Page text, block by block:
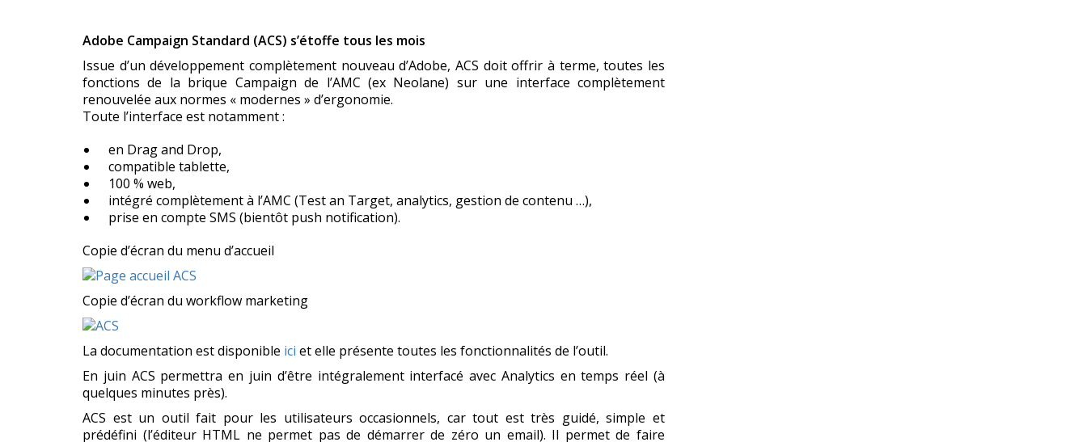
Adobe Campaign Standard (ACS) s’étoffe tous les mois
Issue d’un développement complètement nouveau d’Adobe, ACS doit offrir à terme, toutes les
fonctions de la brique Campaign de l’AMC (ex Neolane) sur une interface complètement
renouvelée aux normes « modernes » d’ergonomie.
Toute l’interface est notamment :
en Drag and Drop,
compatible tablette,
100 % web,
intégré complètement à l’AMC (Test an Target, analytics, gestion de contenu …),
prise en compte SMS (bientôt push notification).
Copie d’écran du menu d’accueil
Copie d’écran du workflow marketing
La documentation est disponible ici et elle présente toutes les fonctionnalités de l’outil.
En juin ACS permettra en juin d’être intégralement interfacé avec Analytics en temps réel (à
quelques minutes près).
ACS est un outil fait pour les utilisateurs occasionnels, car tout est très guidé, simple et
prédéfini (l’éditeur HTML ne permet pas de démarrer de zéro un email). Il permet de faire